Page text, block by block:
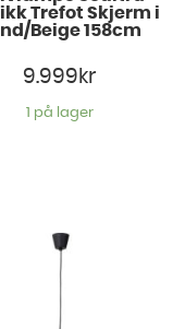
Trefot Skjerm i
Beige 158cm
9.999 kr
1 på lager